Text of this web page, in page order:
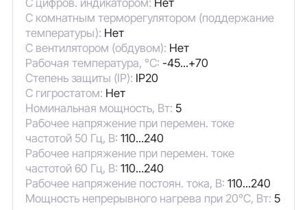
С комнатным терморегулятором (поддержание
температуры): Нет
С вентилятором (обдувом): Нет
Рабочая температура, °C: -45...+70
Степень защиты (IP): IP20
С гигростатом: Нет
Номинальная мощность, Вт: 5
Рабочее напряжение при перемен. токе
частотой 50 Гц, В: 110...240
Рабочее напряжение при перемен. токе
частотой 60 Гц, В: 110...240
Рабочее напряжение постоян. тока, В: 110...240
Мощность непрерывного нагрева при 20°C, Вт: 5